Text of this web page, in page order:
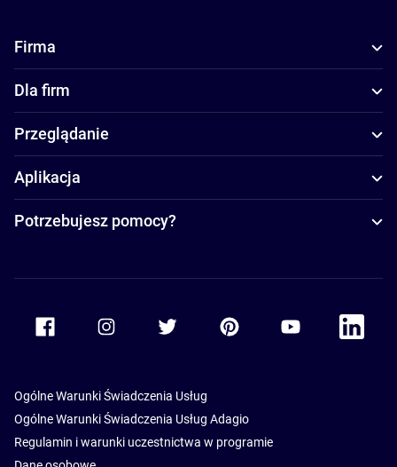
Firma
Dla firm
Przeglądanie
Aplikacja
Potrzebujesz pomocy?
Accor Facebook Accor TwitterAccor PinterestAccor Youtube
Accor
Ogólne Warunki Świadczenia Usług
Ogólne Warunki Świadczenia Usług Adagio
Regulamin i warunki uczestnictwa w programie